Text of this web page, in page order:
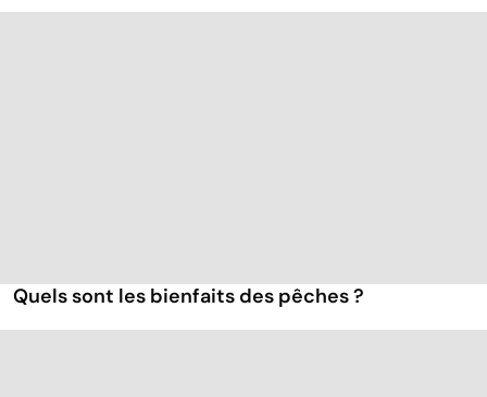
Quels sont les bienfaits des pêches ?